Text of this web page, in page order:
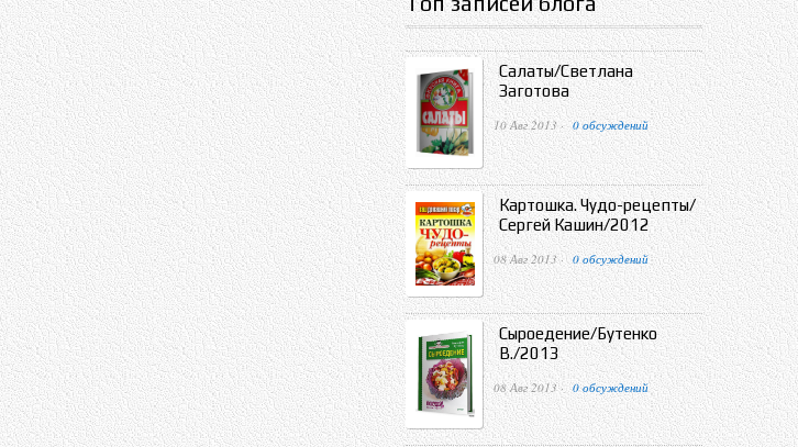
Салаты/Светлана
Заготова
10 Авг 2013 · 0 обсуждений
Картошка. Чудо-рецепты/
Сергей Кашин/2012
08 Авг 2013 · 0 обсуждений
Сыроедение/Бутенко
В./2013
08 Авг 2013 · 0 обсуждений